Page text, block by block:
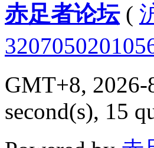
赤足者论坛(
GMT+8, 2026-
second(s), 15